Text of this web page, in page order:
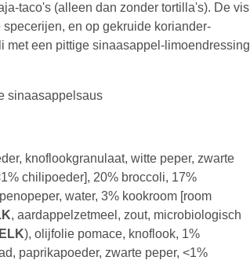
taco's (alleen dan zonder tortilla's). De vis
en op gekruide koriander-
met een pittige sinaasappel-limoendressing
sinaasappelsaus
knoflookgranulaat, witte peper, zwarte
chilipoeder], 20% broccoli, 17%
water, 3% kookroom [room
, aardappelzetmeel, zout, microbiologisch
), olijfolie pomace, knoflook, 1%
paprikapoeder, zwarte peper, <1%